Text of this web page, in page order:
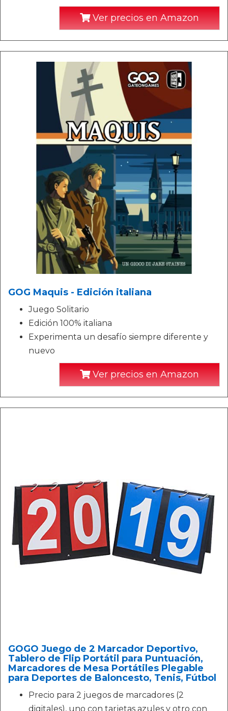
Ver precios en Amazon
GOG Maquis - Edición italiana
Juego Solitario
Edición 100% italiana
Experimenta un desafío siempre diferente y
nuevo
Ver precios en Amazon
GOGO Juego de 2 Marcador Deportivo,
Tablero de Flip Portátil para Puntuación,
Marcadores de Mesa Portátiles Plegable
para Deportes de Baloncesto, Tenis, Fútbol
Precio para 2 juegos de marcadores (2
digitales), uno con tarjetas azules y otro con